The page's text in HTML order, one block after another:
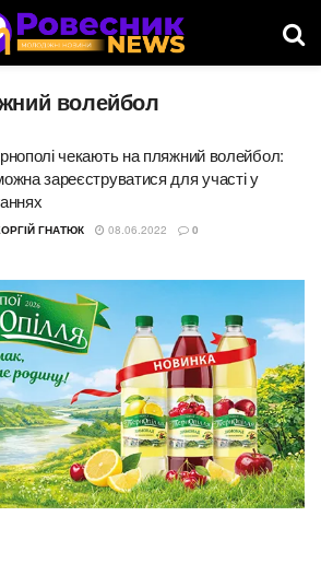
волейбол
чекають на пляжний волейбол:
зареєструватися для участі у
ГНАТЮК 08.06.2022 0